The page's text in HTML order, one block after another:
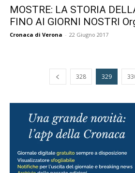
MOSTRE: LA STORIA
FINO AI GIORNI NOSTRI
Cronaca di Verona - 22 Giugno 2017
328 329